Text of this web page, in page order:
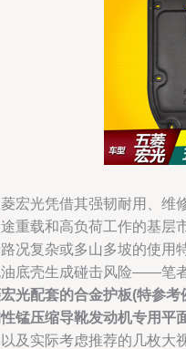
宏光凭借其强韧耐用、维
重载和高负荷工作的基层
况复杂或多山多坡的使用
底壳生成碰击风险——笔
光配套的合金护板(特参
锰压缩导靴发动机专用平
及实际考虑推荐的几枚